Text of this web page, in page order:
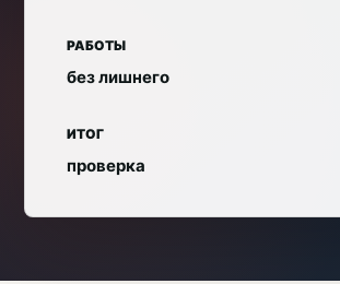
РАБОТЫ
без лишнего
ИТОГ
проверка